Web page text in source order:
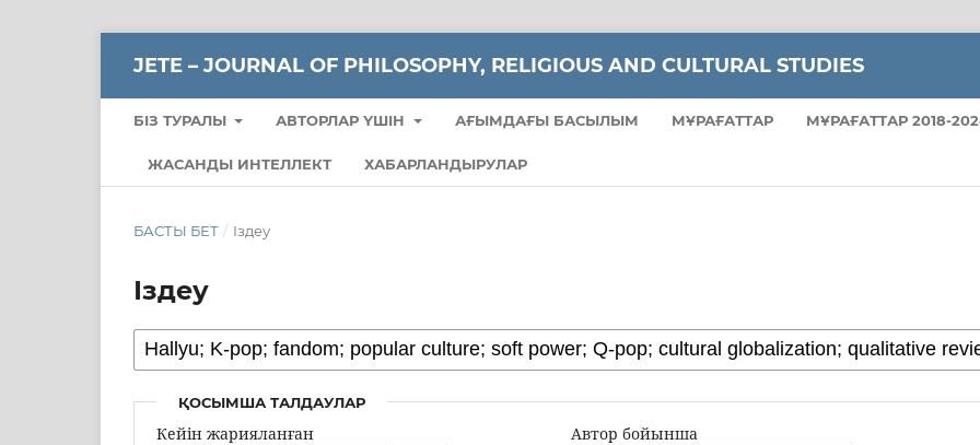
JETE – JОURNAL OF PHILOSOPHY, RELIGIOUS AND CULTURAL STUDIES
БІЗ ТУРАЛЫ АВТОРЛАР ҮШІН АҒЫМДАҒЫ БАСЫЛЫМ МҰРАҒАТТАР МҰРАҒАТТАР 2018-
ЖАСАНДЫ ИНТЕЛЛЕКТ ХАБАРЛАНДЫРУЛАР
БАСТЫ БЕТ / Іздеу
Іздеу
ҚОСЫМША ТАЛДАУЛАР
Кейін жарияланған Автор бойынша